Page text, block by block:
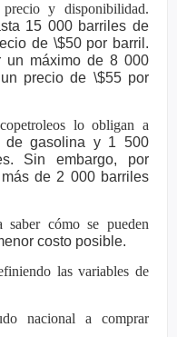
y disponibilidad.
15 000 barriles de
de \$50 por barril.
un máximo de 8 000
precio de \$55 por
lo obligan a
de gasolina y 1 500
Sinembargo, por
de 2 000 barriles
saber cómo se pueden
costo posible.
las variables de
nacional a comprar